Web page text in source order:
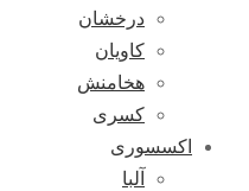
درخشان
کاویان
هخامنش
کسری
اکسسوری
آلبا